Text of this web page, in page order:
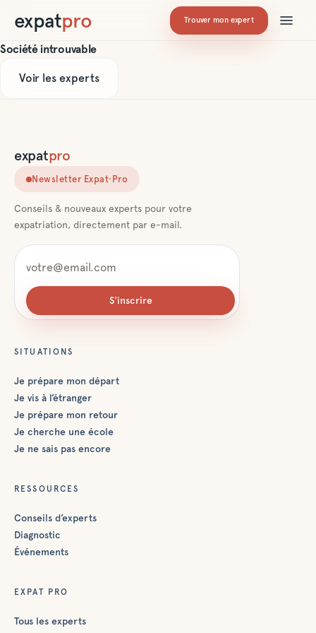
expatpro Trouver mon expert
Société introuvable
Voir les experts
expatpro
Newsletter Expat·Pro
Conseils & nouveaux experts pour votre
expatriation, directement par e-mail.
S'inscrire
SITUATIONS
Je prépare mon départ
Je vis à l’étranger
Je prépare mon retour
Je cherche une école
Je ne sais pas encore
RESSOURCES
Conseils d’experts
Diagnostic
Événements
EXPAT PRO
Tous les experts